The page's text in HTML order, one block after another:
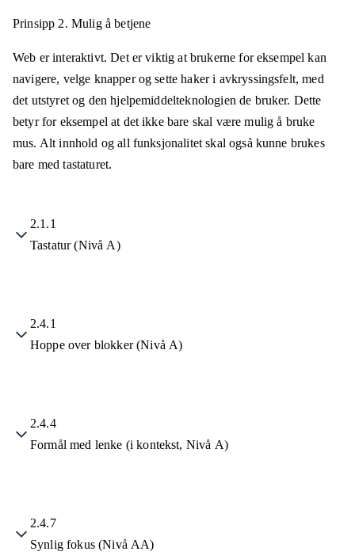
Prinsipp 2. Mulig å betjene
Web er interaktivt. Det er viktig at brukerne for eksempel kan
navigere, velge knapper og sette haker i avkryssingsfelt, med
det utstyret og den hjelpemiddelteknologien de bruker. Dette
betyr for eksempel at det ikke bare skal være mulig å bruke
mus. Alt innhold og all funksjonalitet skal også kunne brukes
bare med tastaturet.
2.1.1
Tastatur (Nivå A)
2.4.1
Hoppe over blokker (Nivå A)
2.4.4
Formål med lenke (i kontekst, Nivå A)
2.4.7
Synlig fokus (Nivå AA)